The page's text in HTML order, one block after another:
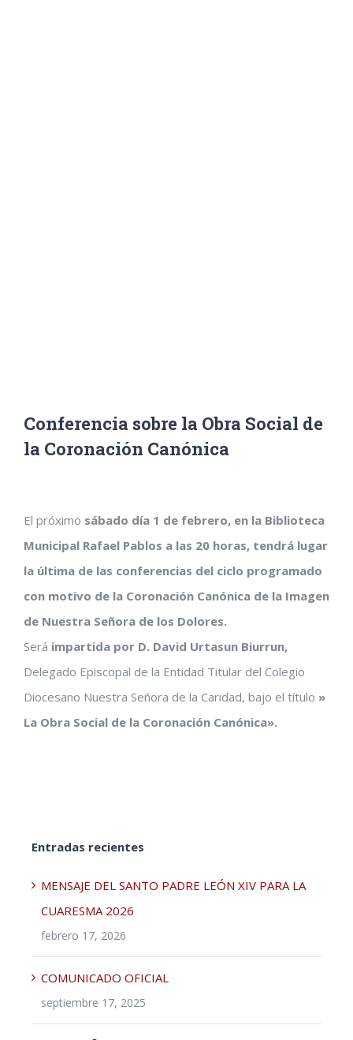
Conferencia sobre la Obra Social de
la Coronación Canónica
imagen
más
grande
El próximo sábado día 1 de febrero, en la Biblioteca
Municipal Rafael Pablos a las 20 horas, tendrá lugar
la última de las conferencias del ciclo programado
con motivo de la Coronación Canónica de la Imagen
de Nuestra Señora de los Dolores.
Será impartida por D. David Urtasun Biurrun,
Delegado Episcopal de la Entidad Titular del Colegio
Diocesano Nuestra Señora de la Caridad, bajo el título »
La Obra Social de la Coronación Canónica».
Entradas recientes
MENSAJE DEL SANTO PADRE LEÓN XIV PARA LA
CUARESMA 2026
febrero 17, 2026
COMUNICADO OFICIAL
septiembre 17, 2025